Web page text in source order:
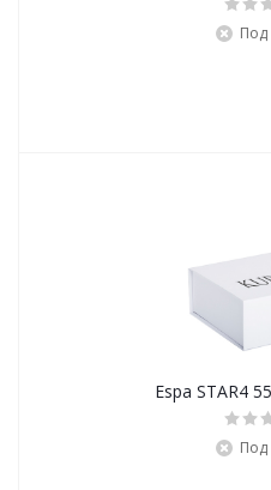
Под
Espa STAR4
Под